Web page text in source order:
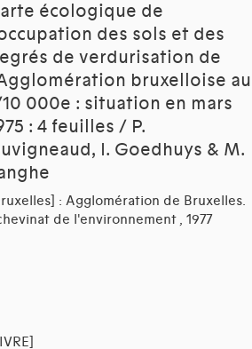
écologique de
des sols et des
de verdurisation de
bruxelloise au
000e : situation en mars
: 4 feuilles / P.
I. Goedhuys & M.
: Agglomération de Bruxelles.
de l'environnement , 1977